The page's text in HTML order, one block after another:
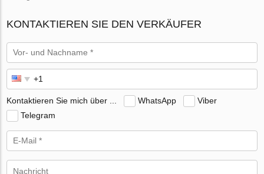
KONTAKTIEREN SIE DEN VERKÄUFER
Kontaktieren Sie mich über ... WhatsApp
Viber
Telegram